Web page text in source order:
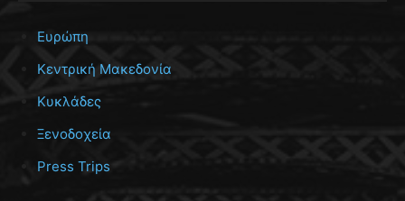
Ευρώπη
Κεντρική Μακεδονία
Κυκλάδες
Ξενοδοχεία
Press Trips